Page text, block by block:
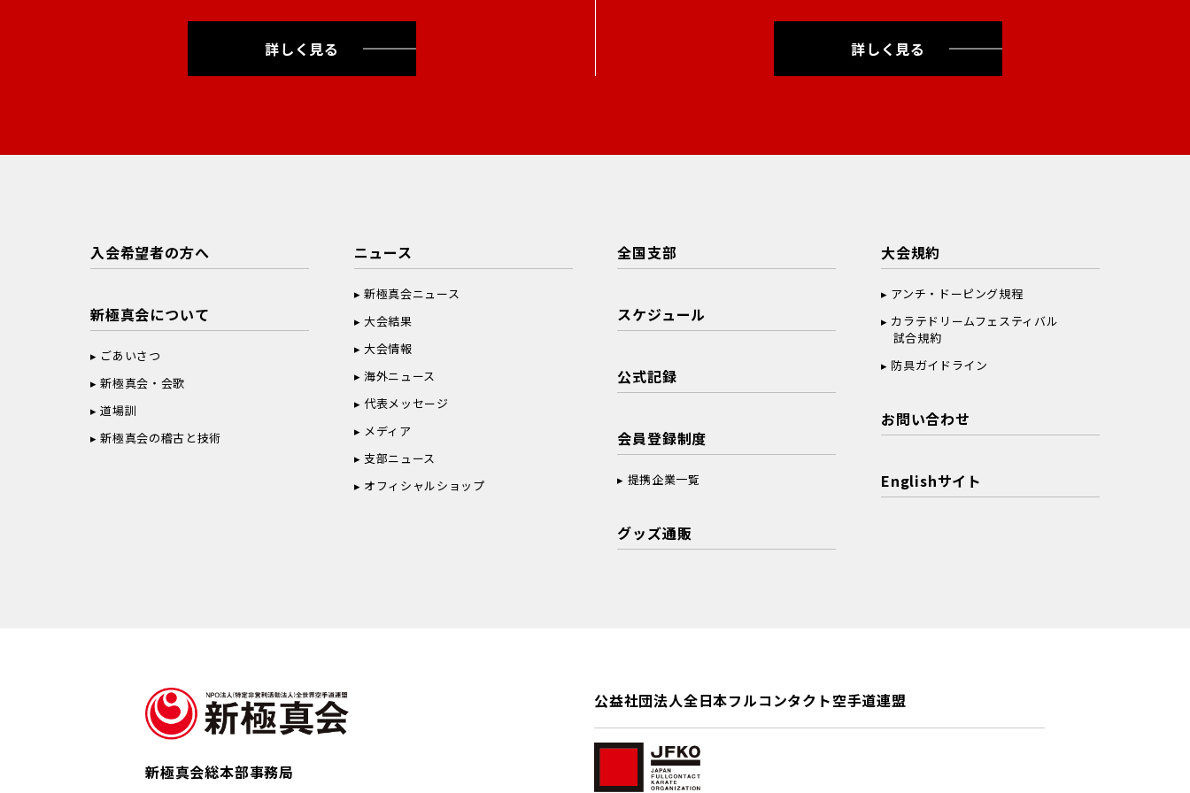
詳しく見る 詳しく見る
入会希望者の方へ
新極真会について
ごあいさつ
新極真会・会歌
道場訓
新極真会の稽古と技術
ニュース
新極真会ニュース
大会結果
大会情報
海外ニュース
代表メッセージ
メディア
支部ニュース
オフィシャルショップ
全国支部
スケジュール
公式記録
会員登録制度
提携企業一覧
グッズ通販
大会規約
アンチ・ドーピング規程
カラテドリームフェスティバル
試合規約
防具ガイドライン
お問い合わせ
Englishサイト
新極真会総本部事務局
公益社団法人全日本フルコンタクト空手道連盟